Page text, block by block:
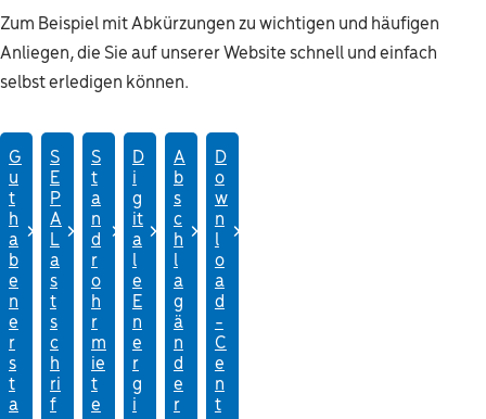
Zum Beispiel mit Abkürzungen zu wichtigen und häufigen
Anliegen, die Sie auf unserer Website schnell und einfach
selbst erledigen können.
G
u
t
h
a
b
e
n
e
r
s
t
a
S
E
P
A
L
a
s
t
s
c
h
ri
f
S
t
a
n
d
r
o
h
r
m
ie
t
e
D
i
g
it
a
l
e
E
n
e
r
g
i
A
b
s
c
h
l
a
g
ä
n
d
e
r
D
o
w
n
l
o
a
d
-
C
e
n
t